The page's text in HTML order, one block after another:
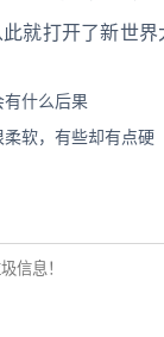
就打开了新世界
有什么后果
软，有些却有点硬